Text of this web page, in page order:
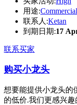
用途:Commercial
联系人:Ketan
到期日期:17
联系买家
购买小龙头
想要能提供小龙头的
的低价.我们更感兴